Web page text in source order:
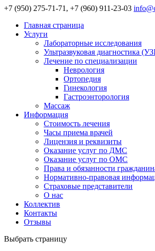
+7 (950) 275-71-71, +7 (960) 911-23-03
Главная страница
Услуги
Лабораторные исследования
Ультразвуковая диагностика
Лечение по специализации
Неврология
Ортопедия
Гинекология
Гастроэнторология
Массаж
Информация
Стоимость лечения
Часы приема врачей
Лицензия и реквизиты
Оказание услуг по ДМС
Оказание услуг по ОМС
Права и обязанности
Нормативно-правовая
Страховые представители
О нас
Коллектив
Контакты
Отзывы
Выбрать страницу